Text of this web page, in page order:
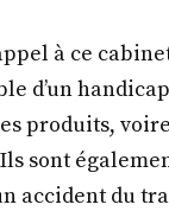
à ce
d’un
produits,
sont
accident du